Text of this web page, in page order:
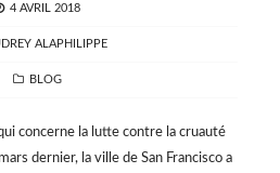
POSTED
4 AVRIL 2018
ALAPHILIPPE
CATEGORIES
BLOG
concerne la lutte contre la cruauté
dernier, la ville de San Francisco a